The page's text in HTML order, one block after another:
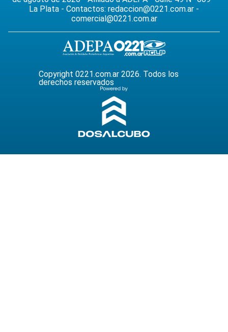
La Plata - Contactos: redaccion@0221.com.ar -
comercial@0221.com.ar
Copyright 0221.com.ar 2026. Todos los
derechos reservados